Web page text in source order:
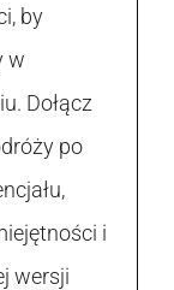
by
w
Dołącz
po
i
wersji